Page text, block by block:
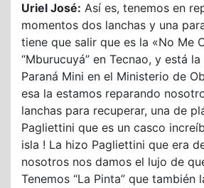
Uriel José: Así es, tenemos en
momentos dos lanchas y una
tiene que salir que es la «No Me
“Mburucuyá” en Tecnao, y está la
Paraná Mini en el Ministerio de
esa la estamos reparando
lanchas para recuperar, una de
Pagliettini que es un casco
isla ! La hizo Pagliettini que era
nosotros nos damos el lujo de
Tenemos “La Pinta” que también